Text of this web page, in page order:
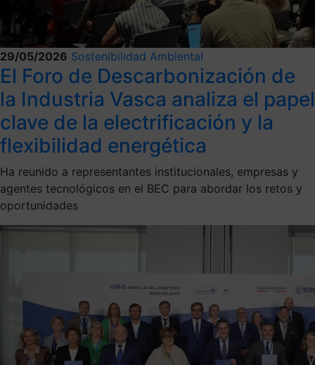
29/05/2026 Sostenibilidad Ambiental
El Foro de Descarbonización de
la Industria Vasca analiza el papel
clave de la electrificación y la
flexibilidad energética
Ha reunido a representantes institucionales, empresas y
agentes tecnológicos en el BEC para abordar los retos y
oportunidades